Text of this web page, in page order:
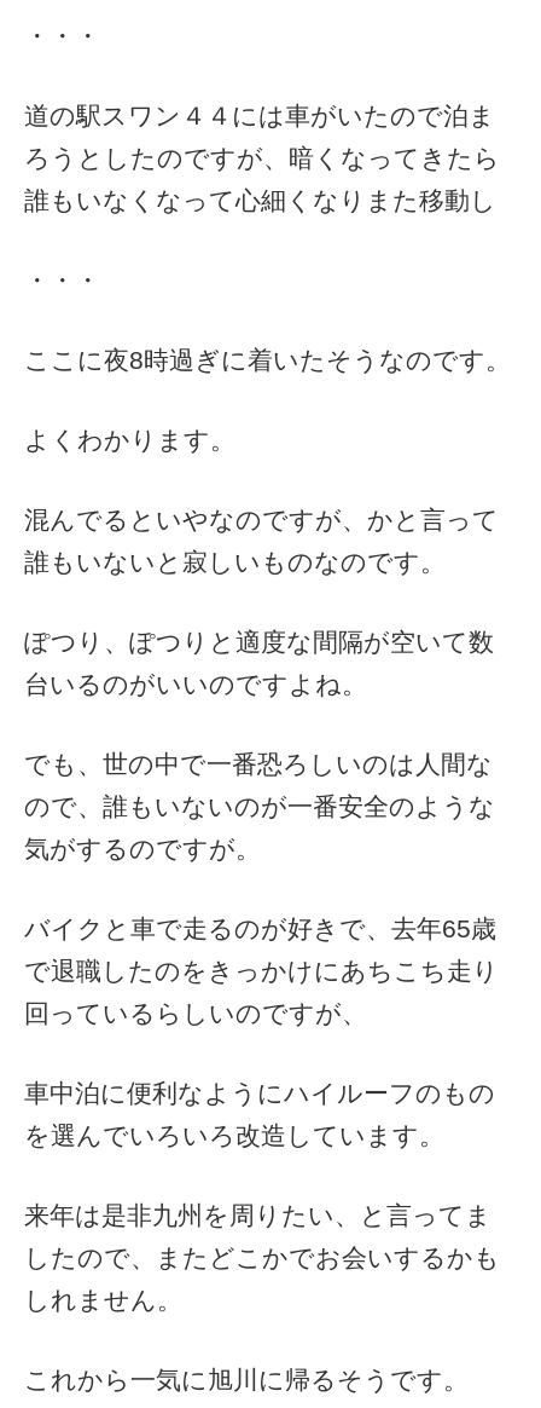
・・・
道の駅スワン４４には車がいたので泊ま
ろうとしたのですが、暗くなってきたら
誰もいなくなって心細くなりまた移動し
・・・
ここに夜8時過ぎに着いたそうなのです。
よくわかります。
混んでるといやなのですが、かと言って
誰もいないと寂しいものなのです。
ぽつり、ぽつりと適度な間隔が空いて数
台いるのがいいのですよね。
でも、世の中で一番恐ろしいのは人間な
ので、誰もいないのが一番安全のような
気がするのですが。
バイクと車で走るのが好きで、去年65歳
で退職したのをきっかけにあちこち走り
回っているらしいのですが、
車中泊に便利なようにハイルーフのもの
を選んでいろいろ改造しています。
来年は是非九州を周りたい、と言ってま
したので、またどこかでお会いするかも
しれません。
これから一気に旭川に帰るそうです。